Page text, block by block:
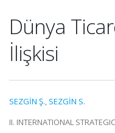
Dünya
İlişkisi
SEZGİN Ş., SEZGİN S.
II. INTERNATIONAL